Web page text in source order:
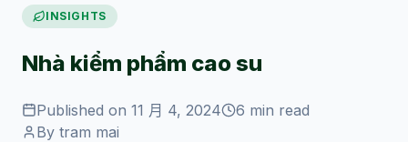
INSIGHTS
Nhà kiểm phẩm cao su
Published on 11 月 4, 2024
6 min read
By tram mai